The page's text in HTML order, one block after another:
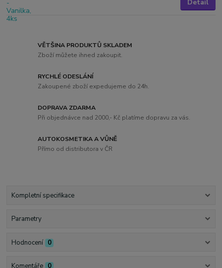
Detail
VĚTŠINA PRODUKTŮ SKLADEM
Zboží můžete ihned zakoupit.
RYCHLÉ ODESLÁNÍ
Zakoupené zboží expedujeme do 24h.
DOPRAVA ZDARMA
Při objednávce nad 2000,- Kč platíme dopravu za vás.
AUTOKOSMETIKA A VŮNĚ
Přímo od distributora v ČR
Kompletní specifikace
Parametry
Hodnocení 0
Komentáře 0